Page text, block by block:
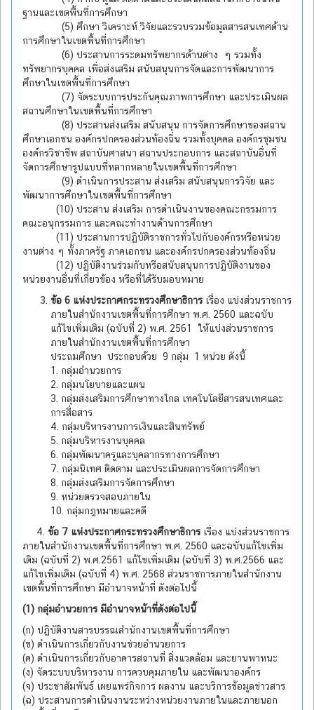
ฐานและเขตพื้นที่การศึกษา
(5) ศึกษา วิเคราะห์ วิจัยและรวบรวมข้อมูลสารสนเทศด้าน
การศึกษาในเขตพื้นที่การศึกษา
(6) ประสานการระดมทรัพยากรด้านต่าง ๆ รวมทั้ง
ทรัพยากรบุคคล เพื่อส่งเสริม สนับสนุนการจัดและการพัฒนาการ
ศึกษาในเขตพื้นที่การศึกษา
(7) จัดระบบการประกันคุณภาพการศึกษา และประเมินผล
สถานศึกษาในเขตพื้นที่การศึกษา
(8) ประสานส่งเสริม สนับสนุน การจัดการศึกษาของสถาน
ศึกษาเอกชน องค์กรปกครองส่วนท้องถิ่น รวมทั้งบุคคล องค์กรชุมชน
องค์กรวิชาชีพ สถาบันศาสนา สถานประกอบการ และสถาบันอื่นที่
จัดการศึกษารูปแบบที่หลากหลายในเขตพื้นที่การศึกษา
(9) ดำเนินการประสาน ส่งเสริม สนับสนุนการวิจัย และ
พัฒนาการศึกษาในเขตพื้นที่การศึกษา
(10) ประสาน ส่งเสริม การดำเนินงานของคณะกรรมการ
คณะอนุกรรมการ และคณะทำงานด้านการศึกษา
(11) ประสานการปฏิบัติราชการทั่วไปกับองค์กรหรือหน่วย
งานต่าง ๆ ทั้งภาครัฐ ภาคเอกชน และองค์กรปกครองส่วนท้องถิ่น
(12) ปฏิบัติงานร่วมกับหรือสนับสนุนการปฏิบัติงานของ
หน่วยงานอื่นที่เกี่ยวข้อง หรือที่ได้รับมอบหมาย
ข้อ 6 แห่งประกาศกระทรวงศึกษาธิการ เรื่อง แบ่งส่วนราชการ
ภายในสำนักงานเขตพื้นที่การศึกษา พ.ศ. 2560 และฉบับ
แก้ไขเพิ่มเติม (ฉบับที่ 2) พ.ศ. 2561 ให้แบ่งส่วนราชการ
ภายในสำนักงานเขตพื้นที่การศึกษา
ประถมศึกษา ประกอบด้วย 9 กลุ่ม 1 หน่วย ดังนี้
1. กลุ่มอำนวยการ
2. กลุ่มนโยบายและแผน
3. กลุ่มส่งเสริมการศึกษาทางไกล เทคโนโลยีสารสนเทศและ
การสื่อสาร
4. กลุ่มบริหารงานการเงินและสินทรัพย์
5. กลุ่มบริหารงานบุคคล
6. กลุ่มพัฒนาครูและบุคลากรทางการศึกษา
7. กลุ่มนิเทศ ติดตาม และประเมินผลการจัดการศึกษา
8. กลุ่มส่งเสริมการจัดการศึกษา
9. หน่วยตรวจสอบภายใน
10. กลุ่มกฎหมายและคดี
4. ข้อ 7 แห่งประกาศกระทรวงศึกษาธิการ เรื่อง แบ่งส่วนราชการ
ภายในสำนักงานเขตพื้นที่การศึกษา พ.ศ. 2560 และฉบับแก้ไขเพิ่ม
เติม (ฉบับที่ 2) พ.ศ.2561 แก้ไขเพิ่มเติม (ฉบับที่ 3) พ.ศ.2566 และ
แก้ไขเพิ่มเติม (ฉบับที่ 4) พ.ศ. 2568 ส่วนราชการภายในสำนักงาน
เขตพื้นที่การศึกษา มีอำนาจหน้าที่ ดังต่อไปนี้
(1) กลุ่มอำนวยการ มีอำนาจหน้าที่ดังต่อไปนี้
(ก) ปฏิบัติงานสารบรรณสำนักงานเขตพื้นที่การศึกษา
(ข) ดำเนินการเกี่ยวกับงานช่วยอำนวยการ
(ค) ดำเนินการเกี่ยวกับอาคารสถานที่ สิ่งแวดล้อม และยานพาหนะ
(ง) จัดระบบบริหารงาน การควบคุมภายใน และพัฒนาองค์กร
(จ) ประชาสัมพันธ์ เผยแพร่กิจการ ผลงาน และบริการข้อมูลข่าวสาร
(ฉ) ประสานการดำเนินงานระหว่างหน่วยงานภายในและภายนอก